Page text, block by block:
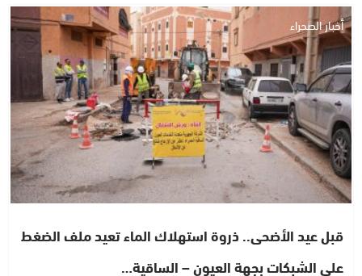
أخبار الصحراء
قبل عيد الأضحى.. ذروة استهلاك الماء تعيد ملف الضغط
على الشبكات بجهة العيون – الساقية…